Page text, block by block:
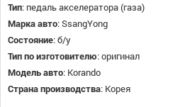
Тип: педаль акселератора (газа)
Марка авто:SsangYong
Состояние:б/у
Тип по изготовителю:оригинал
Модель авто: Korando
Страна производства: Корея